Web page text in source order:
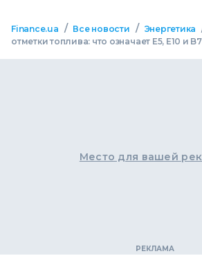
Finance.ua / Все новости / Энергетика
отметки топлива: что означает E5, E10 и B7
Место для вашей